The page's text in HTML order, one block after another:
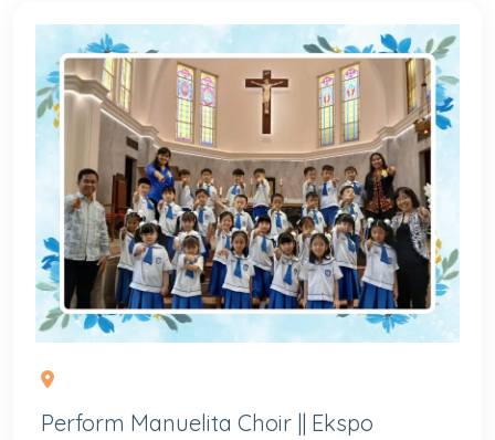
Perform Manuelita Choir || Ekspo